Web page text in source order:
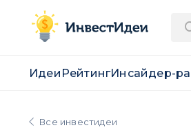
Идеи РейтингИнсайдер-
Все инвестидеи